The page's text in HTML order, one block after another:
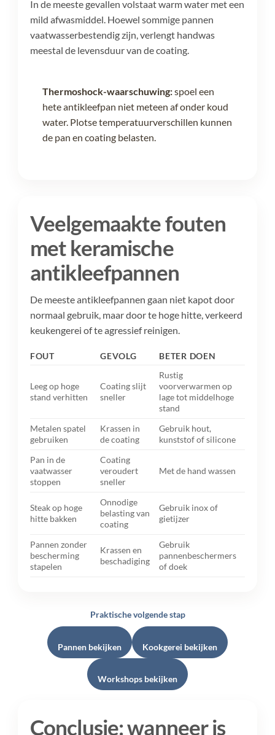
In de meeste gevallen volstaat warm water met een
mild afwasmiddel. Hoewel sommige pannen
vaatwasserbestendig zijn, verlengt handwas
meestal de levensduur van de coating.
Thermoshock-waarschuwing:spoel een
hete antikleefpan niet meteen af onder koud
water. Plotse temperatuurverschillen kunnen
de pan en coating belasten.
Veelgemaakte fouten
met keramische
antikleefpannen
De meeste antikleefpannen gaan niet kapot door
normaal gebruik, maar door te hoge hitte, verkeerd
keukengerei of te agressief reinigen.
FOUT GEVOLG BETER DOEN
Leeg op hoge
stand verhitten
Coating slijt
sneller
Rustig
voorverwarmen op
lage tot middelhoge
stand
Metalen spatel
gebruiken
Krassen in
de coating
Gebruik hout,
kunststof of silicone
Pan in de
vaatwasser
stoppen
Coating
veroudert
sneller
Met de hand wassen
Steak op hoge
hitte bakken
Onnodige
belasting van
coating
Gebruik inox of
gietijzer
Pannen zonder
bescherming
stapelen
Krassen en
beschadiging
Gebruik
pannenbeschermers
of doek
Praktische volgende stap
Pannen bekijken Kookgerei bekijken
Workshops bekijken
Conclusie: wanneer is